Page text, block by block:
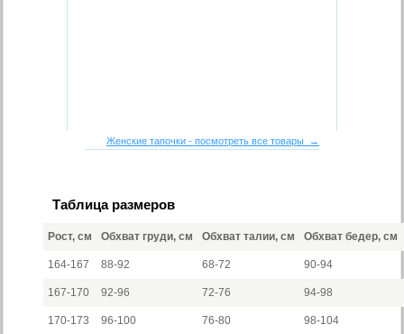
Женские тапочки - посмотреть все товары →
Таблица размеров
Рост, см Обхват груди, см Обхват талии, см Обхват бедер, см
164-167 88-92 68-72 90-94
167-170 92-96 72-76 94-98
170-173 96-100 76-80 98-104